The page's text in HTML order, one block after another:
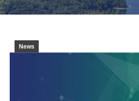
News